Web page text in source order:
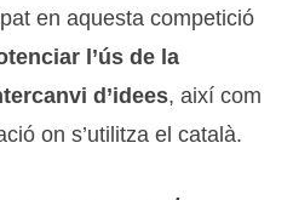
en aquesta competició
l’ús de la
d’idees, així com
on s’utilitza el català.